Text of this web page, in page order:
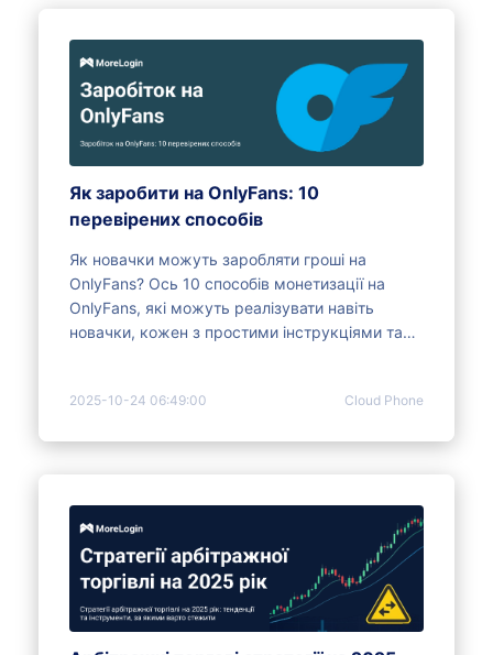
Як заробити на OnlyFans: 10
перевірених способів
Як новачки можуть заробляти гроші на
OnlyFans? Ось 10 способів монетизації на
OnlyFans, які можуть реалізувати навіть
новачки, кожен з простими інструкціями та
2025-10-24 06:49:00 Cloud Phone